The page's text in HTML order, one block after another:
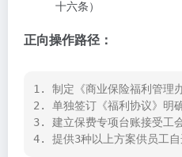
十六条）
正向操作路径：
1. 制定《商业保险福利管理
2. 单独签订《福利协议》明
3. 建立保费专项台账接受工